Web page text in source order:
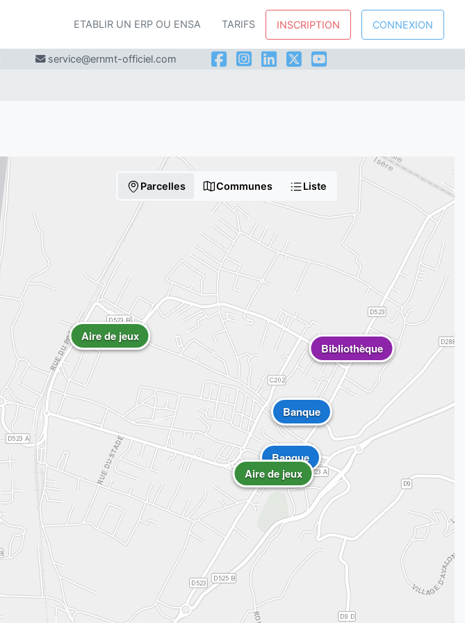
ETABLIR UN ERP OU ENSA TARIFS INSCRIPTION CONNEXION
service@ernmt-officiel.com
Parcelles Communes Liste
Aire de jeux
Aire de jeux
Banque
Banque
Bibliothèque